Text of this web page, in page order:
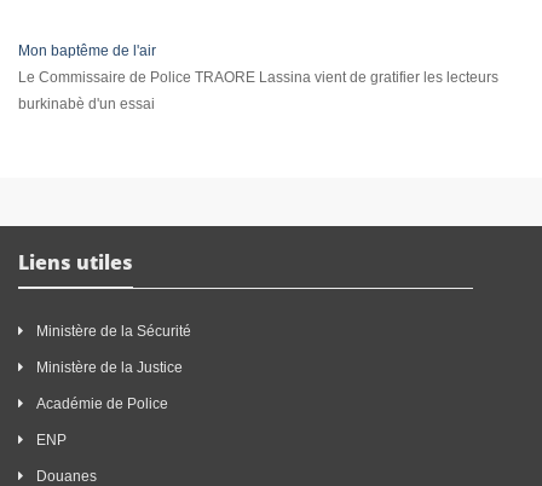
Mon baptême de l'air
Le Commissaire de Police TRAORE Lassina vient de gratifier les lecteurs
burkinabè d'un essai
Liens utiles
Ministère de la Sécurité
Ministère de la Justice
Académie de Police
ENP
Douanes